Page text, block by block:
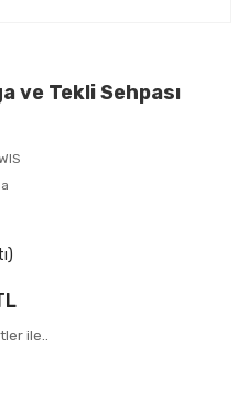
ve Tekli Sehpası
ile..